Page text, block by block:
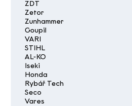
ZDT
Zetor
Zunhammer
Goupil
VARI
STIHL
AL-KO
Iseki
Honda
Rybář Tech
Seco
Vares